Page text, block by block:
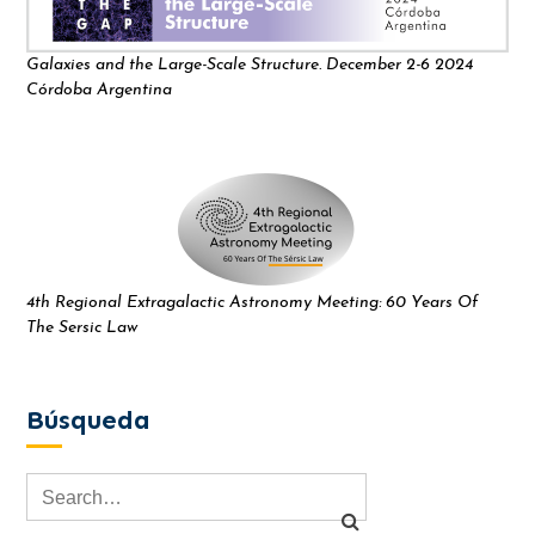
Galaxies and the Large-Scale Structure. December 2-6 2024
Córdoba Argentina
4th Regional Extragalactic Astronomy Meeting: 60 Years Of
The Sersic Law
Búsqueda